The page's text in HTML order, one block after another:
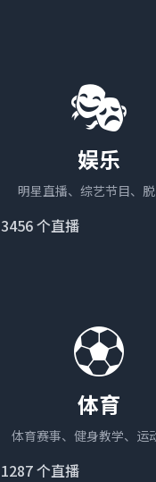
🎭
娱乐
明星直播、综艺节目、
3456个直播
⚽
体育
体育赛事、健身教学、运
1287个直播